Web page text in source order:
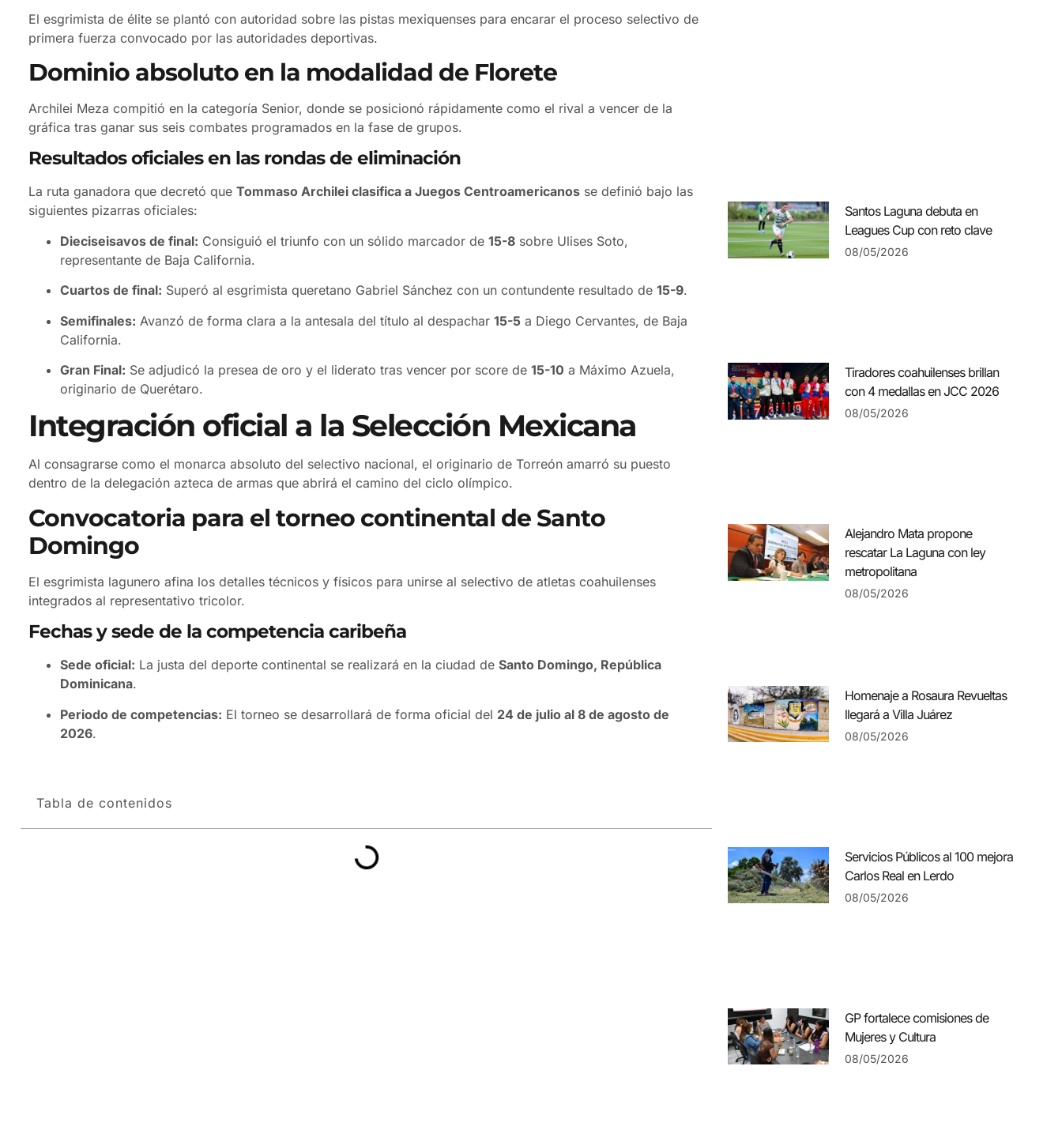
El esgrimista de élite se plantó con autoridad sobre las pistas mexiquenses para encarar el proceso selectivo de
primera fuerza convocado por las autoridades deportivas.
Dominio absoluto en la modalidad de Florete
Archilei Meza compitió en la categoría Senior, donde se posicionó rápidamente como el rival a vencer de la
gráfica tras ganar sus seis combates programados en la fase de grupos.
Resultados oficiales en las rondas de eliminación
La ruta ganadora que decretó que Tommaso Archilei clasifica a Juegos Centroamericanos se definió bajo las
siguientes pizarras oficiales:
Dieciseisavos de final: Consiguió el triunfo con un sólido marcador de 15-8 sobre Ulises Soto,
representante de Baja California.
Cuartos de final: Superó al esgrimista queretano Gabriel Sánchez con un contundente resultado de 15-9.
Semifinales: Avanzó de forma clara a la antesala del título al despachar 15-5 a Diego Cervantes, de Baja
California.
Gran Final: Se adjudicó la presea de oro y el liderato tras vencer por score de 15-10 a Máximo Azuela,
originario de Querétaro.
Integración oficial a la Selección Mexicana
Al consagrarse como el monarca absoluto del selectivo nacional, el originario de Torreón amarró su puesto
dentro de la delegación azteca de armas que abrirá el camino del ciclo olímpico.
Convocatoria para el torneo continental de Santo
Domingo
El esgrimista lagunero afina los detalles técnicos y físicos para unirse al selectivo de atletas coahuilenses
integrados al representativo tricolor.
Fechas y sede de la competencia caribeña
Sede oficial: La justa del deporte continental se realizará en la ciudad de Santo Domingo, República
Dominicana.
Periodo de competencias: El torneo se desarrollará de forma oficial del 24 de julio al 8 de agosto de
2026.
Tabla de contenidos
Santos Laguna debuta en
Leagues Cup con reto clave
08/05/2026
Tiradores coahuilenses brillan
con 4 medallas en JCC 2026
08/05/2026
Alejandro Mata propone
rescatar La Laguna con ley
metropolitana
08/05/2026
Homenaje a Rosaura Revueltas
llegará a Villa Juárez
08/05/2026
Servicios Públicos al 100 mejora
Carlos Real en Lerdo
08/05/2026
GP fortalece comisiones de
Mujeres y Cultura
08/05/2026